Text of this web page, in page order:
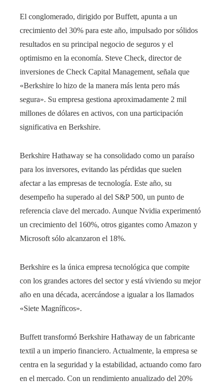
El conglomerado, dirigido por Buffett, apunta a un
crecimiento del 30% para este año, impulsado por sólidos
resultados en su principal negocio de seguros y el
optimismo en la economía. Steve Check, director de
inversiones de Check Capital Management, señala que
«Berkshire lo hizo de la manera más lenta pero más
segura». Su empresa gestiona aproximadamente 2 mil
millones de dólares en activos, con una participación
significativa en Berkshire.
Berkshire Hathaway se ha consolidado como un paraíso
para los inversores, evitando las pérdidas que suelen
afectar a las empresas de tecnología. Este año, su
desempeño ha superado al del S&P 500, un punto de
referencia clave del mercado. Aunque Nvidia experimentó
un crecimiento del 160%, otros gigantes como Amazon y
Microsoft sólo alcanzaron el 18%.
Berkshire es la única empresa tecnológica que compite
con los grandes actores del sector y está viviendo su mejor
año en una década, acercándose a igualar a los llamados
«Siete Magníficos».
Buffett transformó Berkshire Hathaway de un fabricante
textil a un imperio financiero. Actualmente, la empresa se
centra en la seguridad y la estabilidad, actuando como faro
en el mercado. Con un rendimiento anualizado del 20%